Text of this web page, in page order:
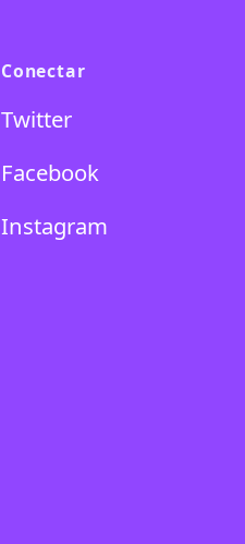
Conectar
Twitter
Facebook
Instagram